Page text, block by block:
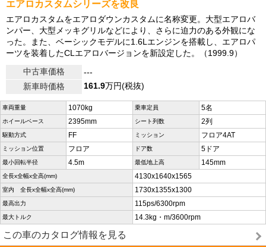
エアロカスタムシリーズを改良
エアロカスタムをエアロダウンカスタムに名称変更。大型エアロバ
ンパー、大型メッキグリルなどにより、さらに迫力のある外観にな
った。また、ベーシックモデルに1.6Lエンジンを搭載し、エアロパ
ーツを装着したCLエアロバージョンを新設定した。（1999.9）
中古車価格
---
新車時価格
161.9万円(税抜)
車両重量 1070kg 乗車定員 5名
ホイールベース 2395mm シート列数 2列
駆動方式 FF ミッション フロア4AT
ミッション位置 フロア ドア数 5ドア
最小回転半径 4.5m 最低地上高 145mm
全長x全幅x全高(mm) 4130x1640x1565
室内 全長x全幅x全高(mm) 1730x1355x1300
最高出力 115ps/6300rpm
最大トルク 14.3kg・m/3600rpm
この車のカタログ情報を見る